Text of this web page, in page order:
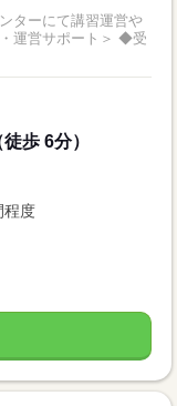
ターにて講習運営や
運営サポート＞ ◆受
歩 6分）
度